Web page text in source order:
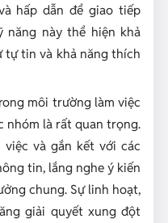
hấp dẫn để giao tiếp
năng này thể hiện khả
tự tin và khả năng thích
môi trường làm việc
nhóm là rất quan trọng.
việc và gắn kết với các
tin, lắng nghe ý kiến
chung. Sự linh hoạt,
giải quyết xung đột